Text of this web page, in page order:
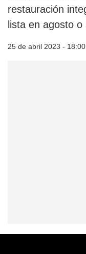
restauración
lista en agosto
25 de abril 2023 -